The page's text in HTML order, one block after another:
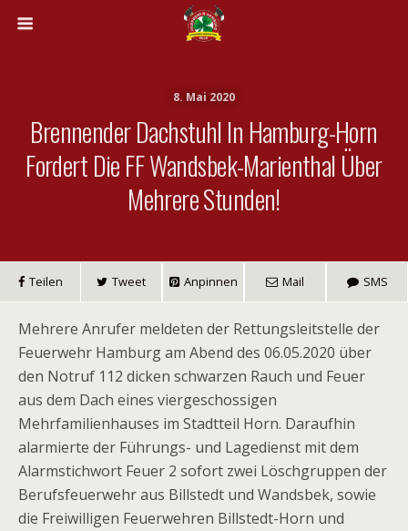
8. Mai 2020
Brennender Dachstuhl In Hamburg-Horn
Fordert Die FF Wandsbek-Marienthal Über
Mehrere Stunden!
Teilen Tweet Anpinnen Mail SMS
Mehrere Anrufer meldeten der Rettungsleitstelle der
Feuerwehr Hamburg am Abend des 06.05.2020 über
den Notruf 112 dicken schwarzen Rauch und Feuer
aus dem Dach eines viergeschossigen
Mehrfamilienhauses im Stadtteil Horn. Daraufhin
alarmierte der Führungs- und Lagedienst mit dem
Alarmstichwort Feuer 2 sofort zwei Löschgruppen der
Berufsfeuerwehr aus Billstedt und Wandsbek, sowie
die Freiwilligen Feuerwehren Billstedt-Horn und